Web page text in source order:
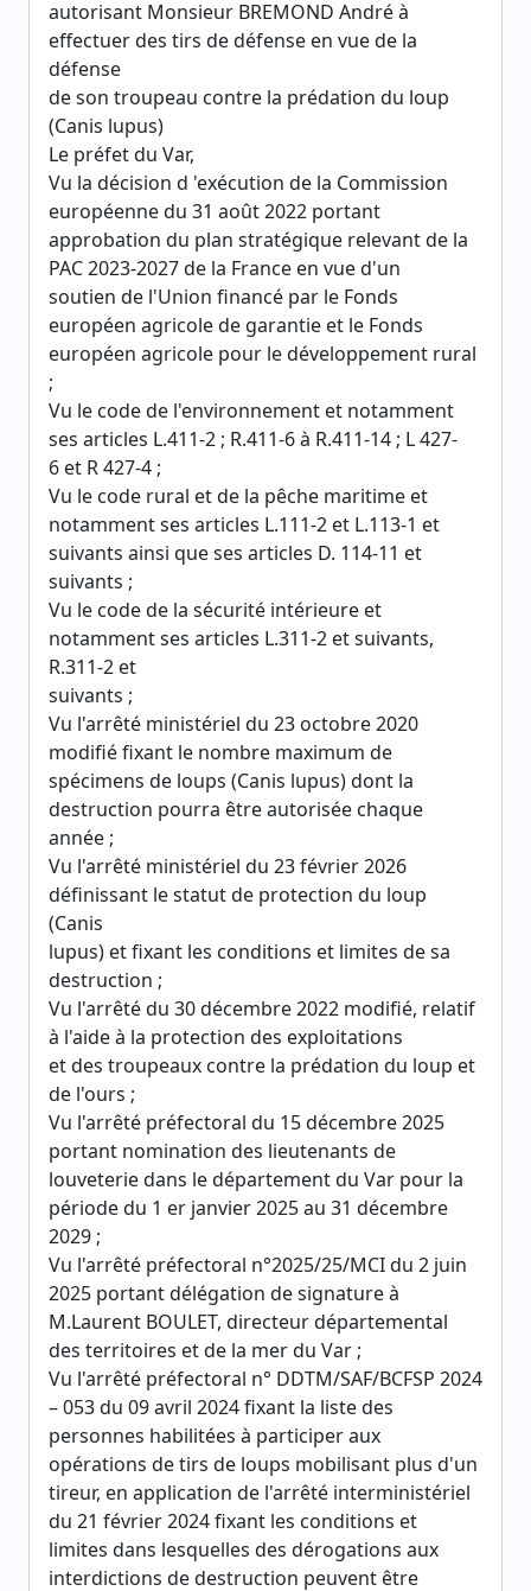
autorisant Monsieur BREMOND André à
effectuer des tirs de défense en vue de la
défense
de son troupeau contre la prédation du loup
(Canis lupus)
Le préfet du Var,
Vu la décision d 'exécution de la Commission
européenne du 31 août 2022 portant
approbation du plan stratégique relevant de la
PAC 2023-2027 de la France en vue d'un
soutien de l'Union financé par le Fonds
européen agricole de garantie et le Fonds
européen agricole pour le développement rural
;
Vu le code de l'environnement et notamment
ses articles L.411-2 ; R.411-6 à R.411-14 ; L 427-
6 et R 427-4 ;
Vu le code rural et de la pêche maritime et
notamment ses articles L.111-2 et L.113-1 et
suivants ainsi que ses articles D. 114-11 et
suivants ;
Vu le code de la sécurité intérieure et
notamment ses articles L.311-2 et suivants,
R.311-2 et
suivants ;
Vu l'arrêté ministériel du 23 octobre 2020
modifié fixant le nombre maximum de
spécimens de loups (Canis lupus) dont la
destruction pourra être autorisée chaque
année ;
Vu l'arrêté ministériel du 23 février 2026
définissant le statut de protection du loup
(Canis
lupus) et fixant les conditions et limites de sa
destruction ;
Vu l'arrêté du 30 décembre 2022 modifié, relatif
à l'aide à la protection des exploitations
et des troupeaux contre la prédation du loup et
de l'ours ;
Vu l'arrêté préfectoral du 15 décembre 2025
portant nomination des lieutenants de
louveterie dans le département du Var pour la
période du 1 er janvier 2025 au 31 décembre
2029 ;
Vu l'arrêté préfectoral n°2025/25/MCI du 2 juin
2025 portant délégation de signature à
M.Laurent BOULET, directeur départemental
des territoires et de la mer du Var ;
Vu l'arrêté préfectoral n° DDTM/SAF/BCFSP 2024
– 053 du 09 avril 2024 fixant la liste des
personnes habilitées à participer aux
opérations de tirs de loups mobilisant plus d'un
tireur, en application de l'arrêté interministériel
du 21 février 2024 fixant les conditions et
limites dans lesquelles des dérogations aux
interdictions de destruction peuvent être